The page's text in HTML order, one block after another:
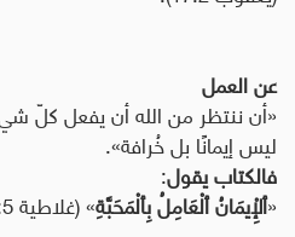
عن العمل
«أن ننتظر من الله أن يفعل كلّ
ليس إيمانًا بل خُرافة».
فالكتاب يقول:
«ٱلْإِيمَانُ ٱلْعَامِلُ بِٱلْمَحَبَّةِ» (غلاطية 6:5).